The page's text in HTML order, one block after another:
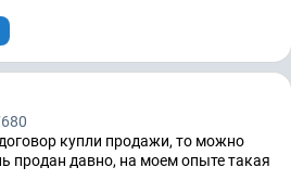
купли продажи, то можно
продан давно, на моем опыте такая